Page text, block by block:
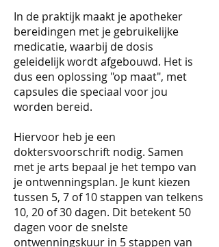
In de praktijk maakt je apotheker
bereidingen met je gebruikelijke
medicatie, waarbij de dosis
geleidelijk wordt afgebouwd. Het is
dus een oplossing "op maat", met
capsules die speciaal voor jou
worden bereid.
Hiervoor heb je een
doktersvoorschrift nodig. Samen
met je arts bepaal je het tempo van
je ontwenningsplan. Je kunt kiezen
tussen 5, 7 of 10 stappen van telkens
10, 20 of 30 dagen. Dit betekent 50
dagen voor de snelste
ontwenningskuur in 5 stappen van